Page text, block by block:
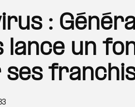
:
lance un